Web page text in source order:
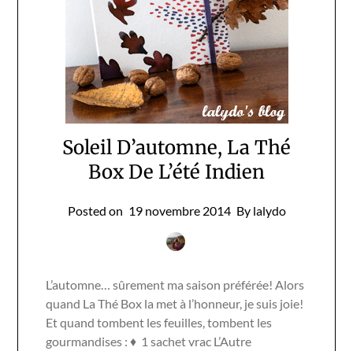
Soleil D’automne, La Thé
Box De L’été Indien
Posted on 19 novembre 2014 By lalydo
L’automne… sûrement ma saison préférée! Alors
quand La Thé Box la met à l’honneur, je suis joie!
Et quand tombent les feuilles, tombent les
gourmandises : ♦ 1 sachet vrac L’Autre